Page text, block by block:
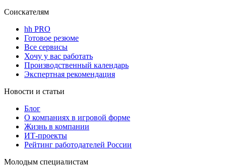
Соискателям
hh PRO
Готовое резюме
Все сервисы
Хочу у вас работать
Производственный календарь
Экспертная рекомендация
Новости и статьи
Блог
О компаниях в игровой форме
Жизнь в компании
ИТ-проекты
Рейтинг работодателей России
Молодым специалистам